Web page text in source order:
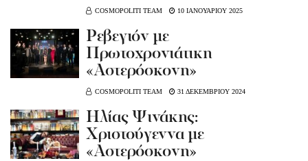
COSMOPOLITI TEAM 10 ΙΑΝΟΥΑΡΙΟΥ 2025
Ρεβεγιόν με
Πρωτοχρονιάτικη
«Αστερόσκονη»
COSMOPOLITI TEAM 31 ΔΕΚΕΜΒΡΙΟΥ 2024
Ηλίας Ψινάκης:
Χριστούγεννα με
«Αστερόσκονη»